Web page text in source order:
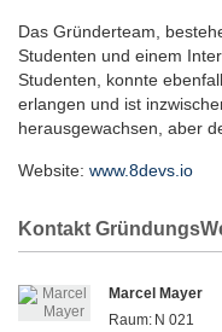
Das Gründerteam,
Studenten und einem
Studenten, konnte
erlangen und ist
herausgewachsen, aber
Website: www.8devs.io
Kontakt
Marcel Mayer
Raum: N 021